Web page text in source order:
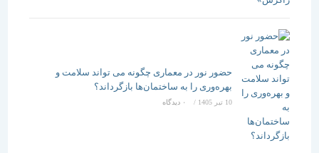
حضور نور در معماری چگونه می تواند سلامت و
بهره‌وری را به ساختمان‌ها بازگرداند؟
/ ۰ دیدگاه